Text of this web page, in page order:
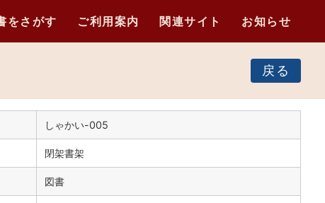
をさがす ご利用案内 関連サイト お知らせ
戻る
しゃかい-005
閉架書架
図書